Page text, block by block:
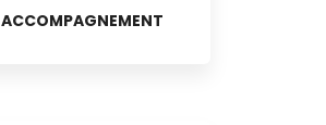
ACCOMPAGNEMENT